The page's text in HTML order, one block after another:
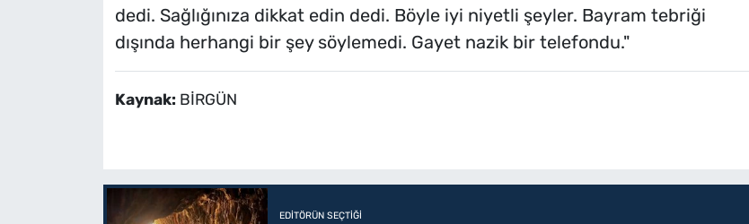
dedi. Sağlığınıza dikkat edin dedi. Böyle iyi niyetli şeyler. Bayram tebriği
dışında herhangi bir şey söylemedi. Gayet nazik bir telefondu."
Kaynak: BİRGÜN
EDITÖRÜN SEÇTIĞI